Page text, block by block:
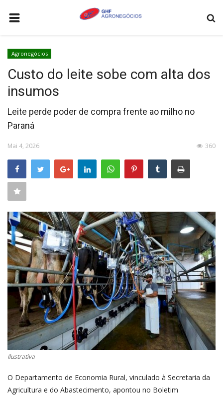
AGRONEGÓCIOS
LEILÕES
FEIRAS E EVENTOS
LOGÍSTICA
COLUNISTA
QUEM SOMOS
CONTATO
CONECTE-SE
REGISTO
Agronegócios
Custo do leite sobe com alta dos
insumos
Leite perde poder de compra frente ao milho no
Paraná
Mai 4, 2026 360
Ilustrativa
O Departamento de Economia Rural, vinculado à Secretaria da
Agricultura e do Abastecimento, apontou no Boletim